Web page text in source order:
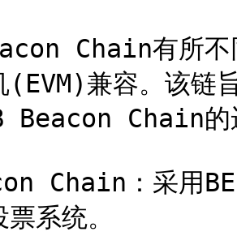
Chain有所不
(EVM)兼容。该链
Beacon Chain的
Chain：采用
系统。